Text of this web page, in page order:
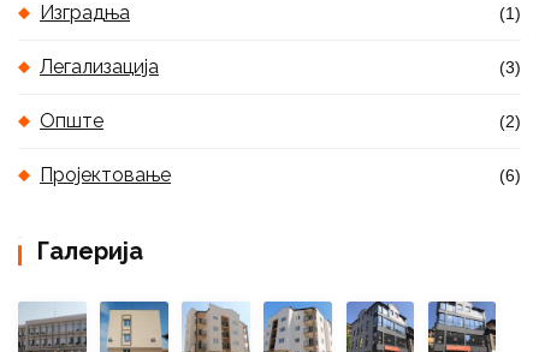
Изградња (1)
Легализација (3)
Опште (2)
Пројектовање (6)
Галерија